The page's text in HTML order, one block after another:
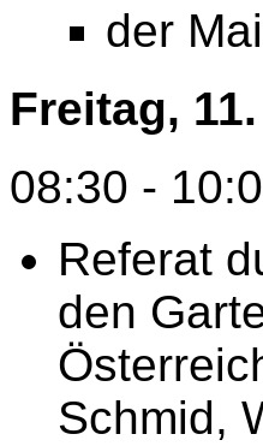
der
Freitag,
08:30 -
Referat
den
Schmid,